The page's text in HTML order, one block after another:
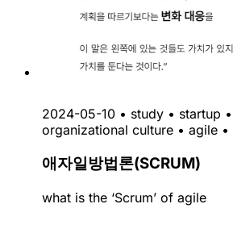
2024-05-10 • study • startup •
organizational culture • agile •
애자일방법론(SCRUM)
what is the ‘Scrum’ of agile